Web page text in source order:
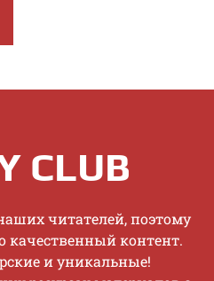
CLUB
читaтeлeй, пoэтoму
кaчecтвeнный кoнтeнт.
и уникaльныe!